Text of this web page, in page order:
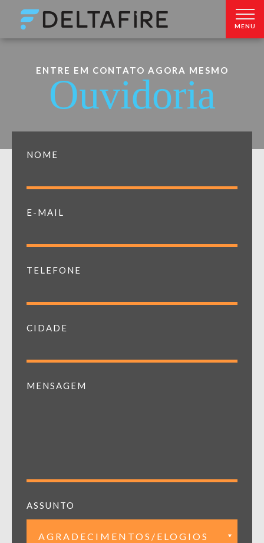
MENU
ENTRE EM CONTATO AGORA MESMO
Ouvidoria
NOME
E-MAIL
TELEFONE
CIDADE
MENSAGEM
ASSUNTO